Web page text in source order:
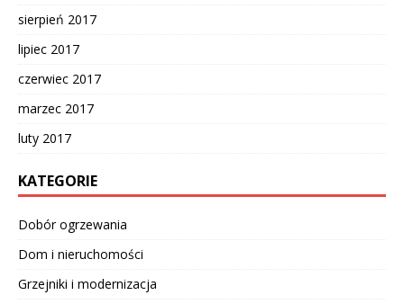
sierpień 2017
lipiec 2017
czerwiec 2017
marzec 2017
luty 2017
KATEGORIE
Dobór ogrzewania
Dom i nieruchomości
Grzejniki i modernizacja